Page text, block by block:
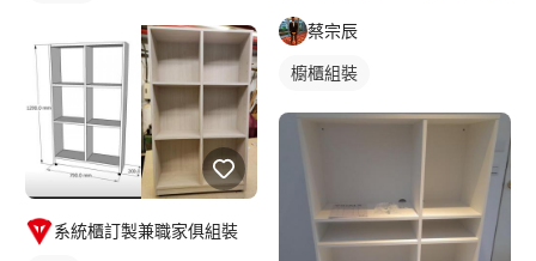
系統櫃訂製兼職家俱組裝
蔡宗辰
櫥櫃組裝